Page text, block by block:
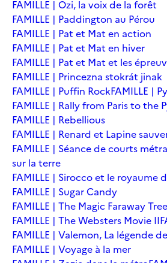
FAMILLE | Ozi, la voix de la forêt
FAMILLE | Paddington au Pérou
FAMILLE | Pat et Mat en action
FAMILLE | Pat et Mat en hiver
FAMILLE | Pat et Mat et les
FAMILLE | Princezna stokrát jinak
FAMILLE | Puffin RockFAMILLE |
FAMILLE | Rally from Paris to the
FAMILLE | Rebellious
FAMILLE | Renard et Lapine
FAMILLE | Séance de courts
sur la terre
FAMILLE | Sirocco et le royaume
FAMILLE | Sugar Candy
FAMILLE | The Magic Faraway Tree
FAMILLE | The Websters Movie II
FAMILLE | Valemon, La légende
FAMILLE | Voyage à la mer